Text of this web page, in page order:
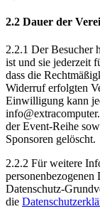
2.2 Dauer der
2.2.1 Der Besucher
ist und sie jederzeit
dass die
Widerruf erfolgten
Einwilligung kann
der Event-Reihe
Sponsoren gelöscht.
2.2.2 Für weitere
personenbezogenen
Datenschutz-
die